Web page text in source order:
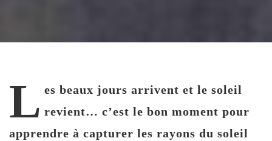
L es beaux jours arrivent et le soleil
revient… c’est le bon moment pour
apprendre à capturer les rayons du soleil